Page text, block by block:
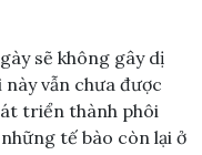
sẽ không gây dị
vẫn chưa được
triển thành phôi
tế bào còn lại ở